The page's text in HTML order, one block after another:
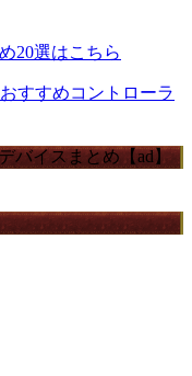
20選はこちら
すすめコントローラ
バイスまとめ【ad】